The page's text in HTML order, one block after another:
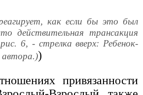
как если бы это был
действительная трансакция
6, - стрелка вверх: Ребенок-
)
привязанности